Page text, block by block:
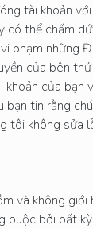
tài khoản
thể chấm
phạm những
của bên
của
tin rằng
tôi không
và không
bởi bất